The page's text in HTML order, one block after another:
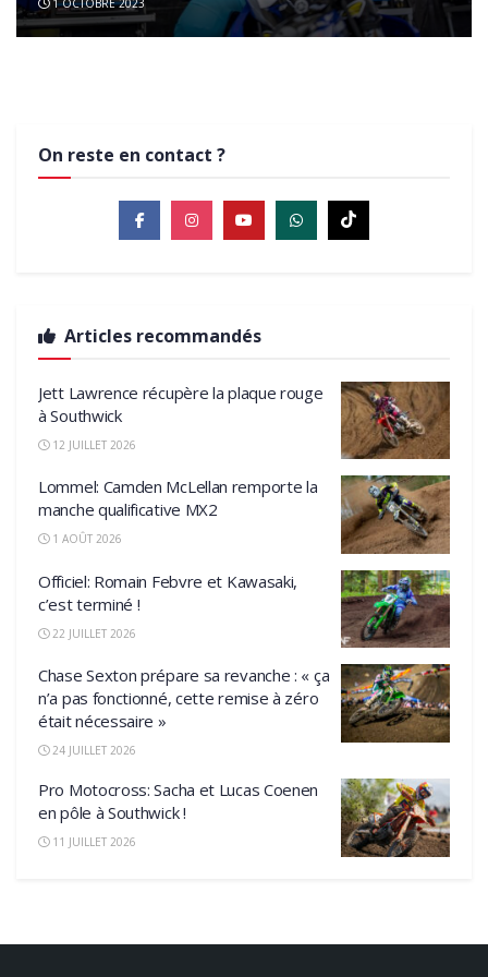
1 SEPTEMBRE 2022
Yamaha
On reste en contact ?
Articles recommandés
Jett Lawrence récupère la plaque rouge
à Southwick
12 JUILLET 2026
Lommel: Camden McLellan remporte la
manche qualificative MX2
1 AOÛT 2026
Officiel: Romain Febvre et Kawasaki,
c’est terminé !
22 JUILLET 2026
Chase Sexton prépare sa revanche : « ça
n’a pas fonctionné, cette remise à zéro
était nécessaire »
24 JUILLET 2026
Pro Motocross: Sacha et Lucas Coenen
en pôle à Southwick !
11 JUILLET 2026